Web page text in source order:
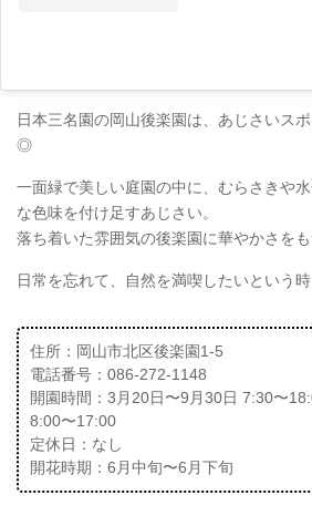
日本三名園の岡山後楽園は、あじさいス
◎
一面緑で美しい庭園の中に、むらさきや
な色味を付け足すあじさい。
落ち着いた雰囲気の後楽園に華やかさをも
日常を忘れて、自然を満喫したいという
住所：岡山市北区後楽園1-5
電話番号：086-272-1148
開園時間：3月20日〜9月30日 7:30〜
8:00〜17:00
定休日：なし
開花時期：6月中旬〜6月下旬